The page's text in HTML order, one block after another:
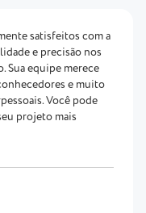
satisfeitos com a
e precisão nos
Sua equipe merece
e muito
Você pode
projeto mais